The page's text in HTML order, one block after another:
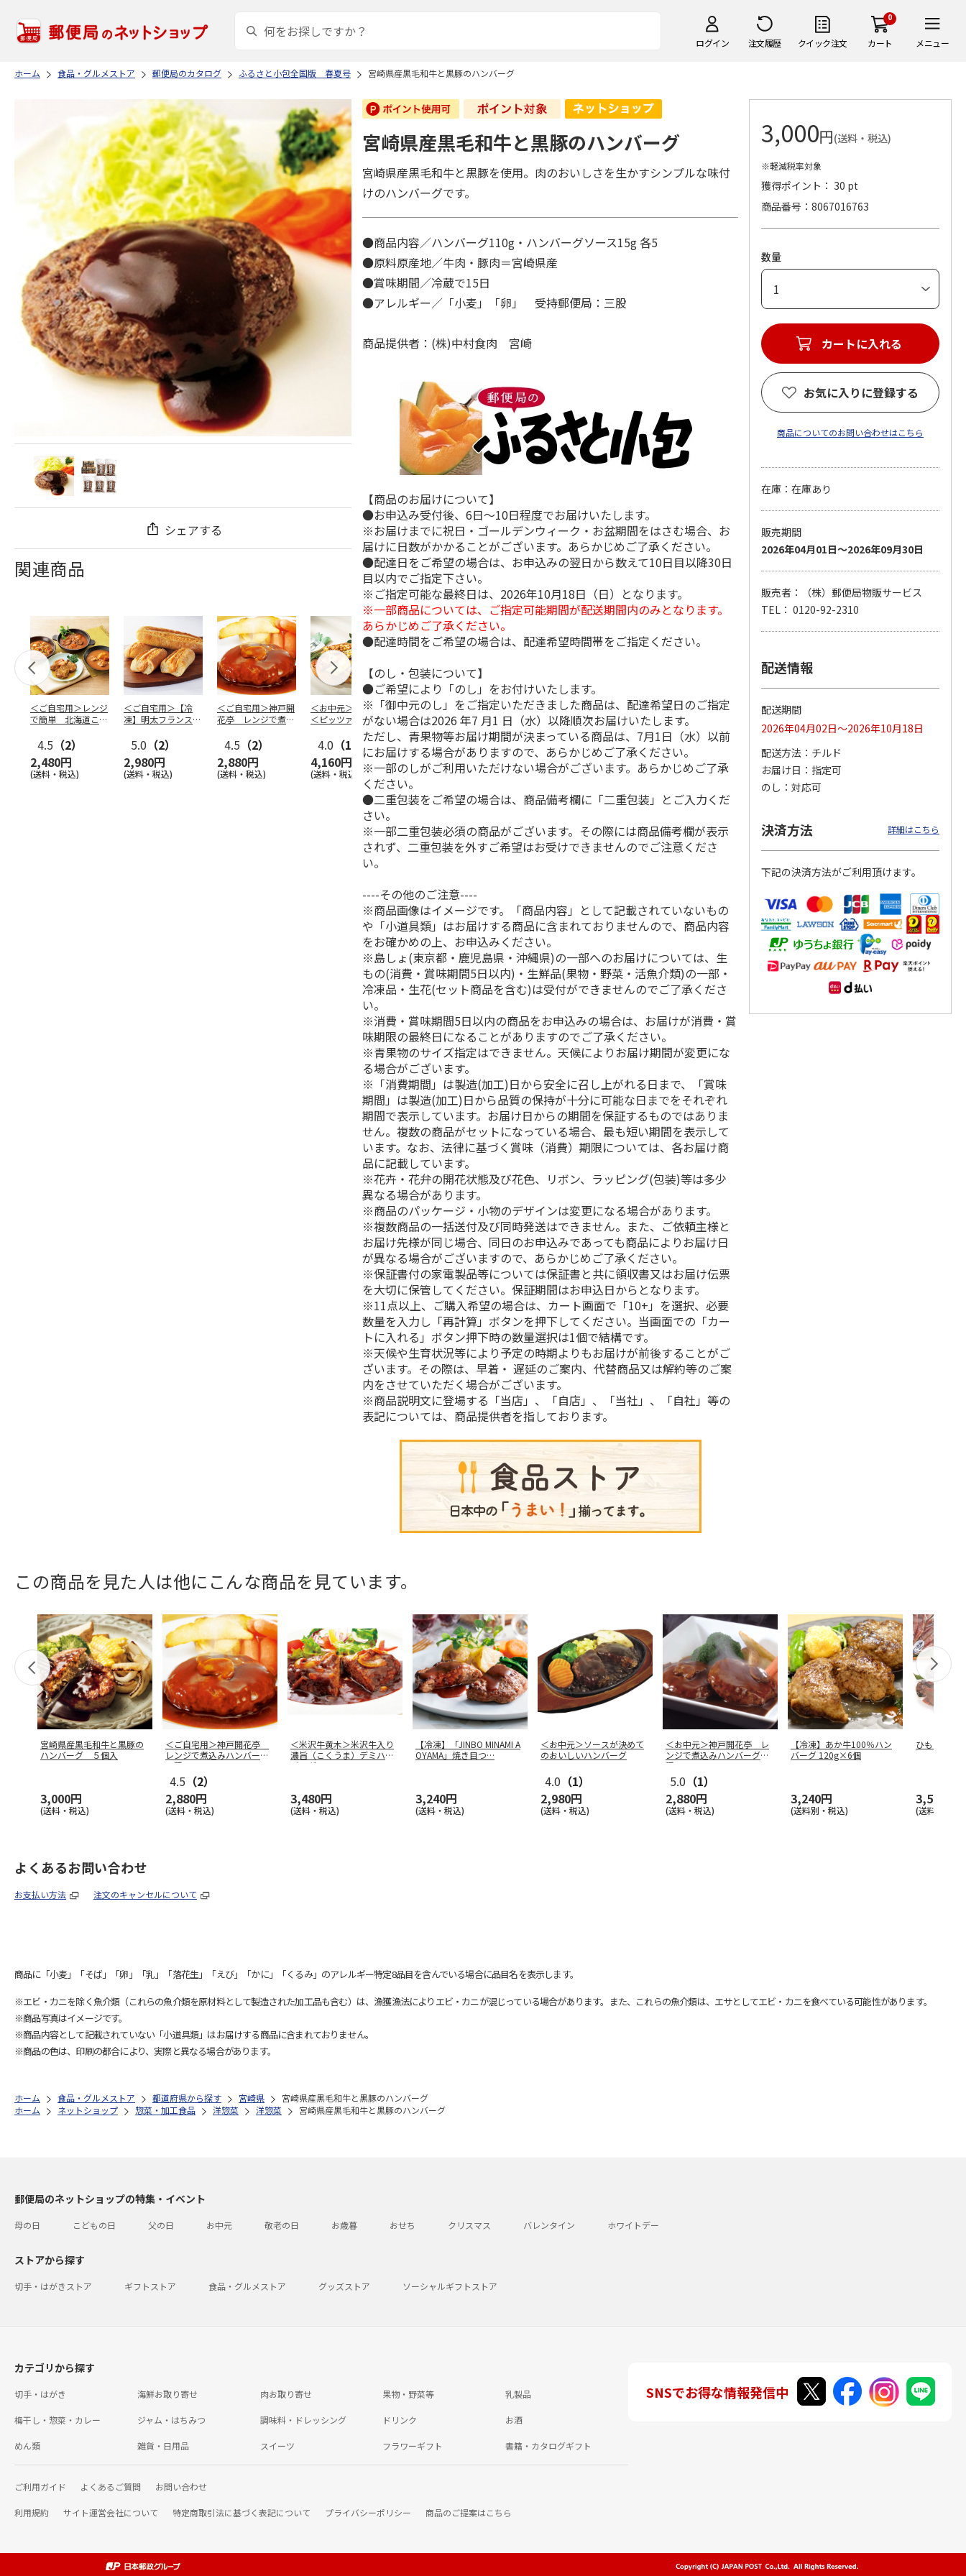
ログイン 注文履歴 クイック注文
0
カート メニュー
ホーム 食品・グルメストア 郵便局のカタログ ふるさと小包全国版 春夏号 宮崎県産黒毛和牛と黒豚のハンバーグ
シェアする
関連商品
＜ご自宅用＞レンジ
で簡単 北海道こだ
4.5 （2）
2,480円
(送料・税込)
＜ご自宅用＞【冷
凍】明太フランス
5.0 （2）
2,980円
(送料・税込)
＜ご自宅用＞神戸開
花亭 レンジで煮込
4.5 （2）
2,880円
(送料・税込)
＜お中元＞【冷凍】
＜ピッツァ・アル・
ターイオ＞ローマの
四角…
4.0 （1）
4,160円
(送料・税込)
にんべん「だしがゆ
リゾット風トマト
味」×20個
4,580円
(送料・税込)
【冷凍】「JINBO
MINAMI AOYAMA」
焼き目つ…
3,240円
(送料・税込)
＜お中元＞黒黒黒ハ
ンバーグ６個
4,680円
(送料・税込)
＜お中元＞神戸開花
亭 レンジで煮込み
ハンバーグ２種
5.0 （1）
2,880円
(送料・税込)
宮崎県産黒毛和牛と
５個入
3,000円
(送料・税込)
ま）デミハンバーグ
宮崎県産黒毛和牛と黒豚のハンバーグ
宮崎県産黒毛和牛と黒豚を使用。肉のおいしさを生かすシンプルな味付
けのハンバーグです。
●商品内容／ハンバーグ110g・ハンバーグソース15g 各5
●原料原産地／牛肉・豚肉＝宮崎県産
●賞味期間／冷蔵で15日
●アレルギー／「小麦」「卵」 受持郵便局：三股
商品提供者：(株)中村食肉 宮崎
【商品のお届けについて】
●お申込み受付後、6日～10日程度でお届けいたします。
※お届けまでに祝日・ゴールデンウィーク・お盆期間をはさむ場合、お
届けに日数がかかることがございます。あらかじめご了承ください。
●配達日をご希望の場合は、お申込みの翌日から数えて10日目以降30日
目以内でご指定下さい。
※ご指定可能な最終日は、2026年10月18日（日）となります。
※一部商品については、ご指定可能期間が配送期間内のみとなります。
あらかじめご了承ください。
●配達時間をご希望の場合は、配達希望時間帯をご指定ください。
【のし・包装について】
●ご希望により「のし」をお付けいたします。
※「御中元のし」をご指定いただきました商品は、配達希望日のご指定
がない場合は2026 年7 月1 日（水）以降順次お届けいたします。
ただし、青果物等お届け期間が決まっている商品は、7月1日（水）以前
にお届けする場合がありますので、あらかじめご了承ください。
※一部のしがご利用いただけない場合がございます。あらかじめご了承
ください。
●二重包装をご希望の場合は、商品備考欄に「二重包装」とご入力くだ
さい。
※一部二重包装必須の商品がございます。その際には商品備考欄が表示
されず、二重包装を外すご希望はお受けできませんのでご注意くださ
い。
----その他のご注意----
※商品画像はイメージです。「商品内容」として記載されていないもの
や「小道具類」はお届けする商品に含まれておりませんので、商品内容
をお確かめの上、お申込みください。
※島しょ(東京都・鹿児島県・沖縄県)の一部へのお届けについては、生
もの(消費・賞味期間5日以内)・生鮮品(果物・野菜・活魚介類)の一部・
冷凍品・生花(セット商品を含む)は受付ができませんのでご了承くださ
い。
※消費・賞味期間5日以内の商品をお申込みの場合は、お届けが消費・賞
味期限の最終日になることがありますのでご了承ください。
※青果物のサイズ指定はできません。天候によりお届け期間が変更にな
る場合がございます。
※「消費期間」は製造(加工)日から安全に召し上がれる日まで、「賞味
期間」は製造(加工)日から品質の保持が十分に可能な日までをそれぞれ
期間で表示しています。お届け日からの期間を保証するものではありま
せん。複数の商品がセットになっている場合、最も短い期間を表示して
います。なお、法律に基づく賞味（消費）期限については、各お届け商
品に記載しています。
※花卉・花弁の開花状態及び花色、リボン、ラッピング(包装)等は多少
異なる場合があります。
※商品のパッケージ・小物のデザインは変更になる場合があります。
※複数商品の一括送付及び同時発送はできません。また、ご依頼主様と
お届け先様が同じ場合、同日のお申込みであっても商品によりお届け日
が異なる場合がございますので、あらかじめご了承ください。
※保証書付の家電製品等については保証書と共に領収書又はお届け伝票
を大切に保管してください。保証期間はお申込日からとなります。
※11点以上、ご購入希望の場合は、カート画面で「10+」を選択、必要
数量を入力し「再計算」ボタンを押下してください。当画面での「カー
トに入れる」ボタン押下時の数量選択は1個で結構です。
※天候や生育状況等により予定の時期よりもお届けが前後することがご
ざいます。その際は、早着・ 遅延のご案内、代替商品又は解約等のご案
内をさせていただく場合がございます。
※商品説明文に登場する「当店」、「自店」、「当社」、「自社」等の
表記については、商品提供者を指しております。
3,000円(送料・税込)
※軽減税率対象
獲得ポイント： 30 pt
商品番号
8067016763
数量
カートに入れる
お気に入りに登録する
商品についてのお問い合わせはこちら
在庫：在庫あり
販売期間
2026年04月01日～2026年09月30日
販売者：（株）郵便局物販サービス
TEL： 0120-92-2310
配送情報
配送期間
2026年04月02日～2026年10月18日
配送方法
チルド
お届け日
指定可
のし
対応可
決済方法 詳細はこちら
下記の決済方法がご利用頂けます。
この商品を見た人は他にこんな商品を見ています。
宮崎県産黒毛和牛と黒豚の
ハンバーグ ５個入
3,000円
(送料・税込)
＜ご自宅用＞神戸開花亭
レンジで煮込みハンバーグ
２種
4.5 （2）
2,880円
(送料・税込)
＜米沢牛黄木＞米沢牛入り
濃旨（こくうま）デミハン
バーグ
3,480円
(送料・税込)
【冷凍】「JINBO MINAMI A
OYAMA」焼き目つ…
3,240円
(送料・税込)
＜お中元＞ソースが決めて
のおいしいハンバーグ
4.0 （1）
2,980円
(送料・税込)
＜お中元＞神戸開花亭 レ
ンジで煮込みハンバーグ２
種
5.0 （1）
2,880円
(送料・税込)
【冷凍】あか牛100％ハン
バーグ 120g×6個
3,240円
(送料別・税込)
ひもの三昧
3,500円
(送料・税込)
よくあるお問い合わせ
お支払い方法 注文のキャンセルについて
商品に「小麦」「そば」「卵」「乳」「落花生」「えび」「かに」「くるみ」のアレルギー特定8品目を含んでいる場合に品目名を表示します。
※エビ・カニを除く魚介類（これらの魚介類を原材料として製造された加工品も含む）は、漁獲漁法によりエビ・カニが混じっている場合があります。また、これらの魚介類は、エサとしてエビ・カニを食べている可能性があります。
※商品写真はイメージです。
※商品内容として記載されていない「小道具類」はお届けする商品に含まれておりません。
※商品の色は、印刷の都合により、実際と異なる場合があります。
ホーム 食品・グルメストア 都道府県から探す 宮崎県
宮崎県産黒毛和牛と黒豚のハンバーグ
ホーム
ネットショップ 惣菜・加工食品 洋惣菜 洋惣菜 宮崎県産黒毛和牛と黒豚のハンバーグ
郵便局のネットショップの特集・イベント
母の日 こどもの日 父の日 お中元 敬老の日 お歳暮 おせち クリスマス バレンタイン ホワイトデー
ストアから探す
切手・はがきストア ギフトストア 食品・グルメストア グッズストア ソーシャルギフトストア
カテゴリから探す
切手・はがき 海鮮お取り寄せ 肉お取り寄せ 果物・野菜等 乳製品
梅干し・惣菜・カレー ジャム・はちみつ 調味料・ドレッシング ドリンク お酒
めん類 雑貨・日用品 スイーツ フラワーギフト 書籍・カタログギフト
ご利用ガイド よくあるご質問 お問い合わせ
利用規約 サイト運営会社について 特定商取引法に基づく表記について プライバシーポリシー 商品のご提案はこちら
SNSでお得な情報発信中